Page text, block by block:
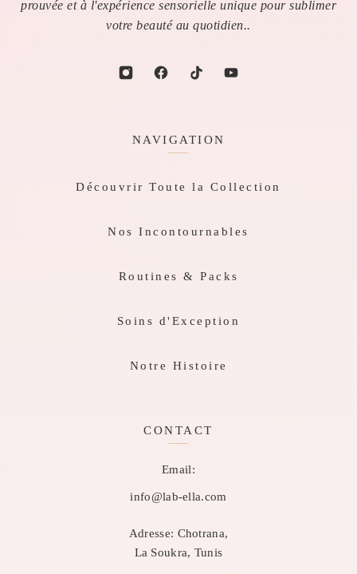
prouvée et à l'expérience sensorielle unique pour sublimer
votre beauté au quotidien..
NAVIGATION
Découvrir Toute la Collection
Nos Incontournables
Routines & Packs
Soins d'Exception
Notre Histoire
CONTACT
Email:
info@lab-ella.com
Adresse: Chotrana,
La Soukra, Tunis